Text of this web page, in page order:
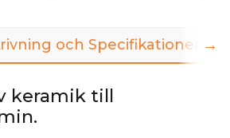
och Specifikationer
keramik till
→